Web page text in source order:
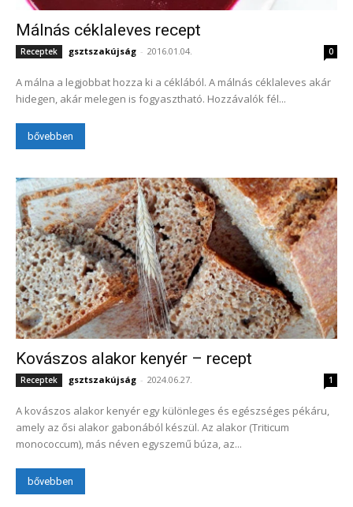
Málnás céklaleves recept
Receptek gsztszakújság - 2016.01.04. 0
A málna a legjobbat hozza ki a céklából. A málnás céklaleves akár
hidegen, akár melegen is fogyasztható. Hozzávalók fél...
bővebben
Kovászos alakor kenyér – recept
Receptek gsztszakújság - 2024.06.27. 1
A kovászos alakor kenyér egy különleges és egészséges pékáru,
amely az ősi alakor gabonából készül. Az alakor (Triticum
monococcum), más néven egyszemű búza, az...
bővebben